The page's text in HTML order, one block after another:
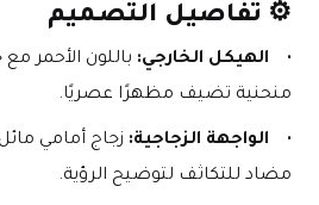
⚙️ تفاصيل التصميم
الهيكل الخارجي:
منحنية تضيف مظهرًا عصريًا.
الواجهة الزجاجية:
مضاد للتكاثف لتوضيح الرؤية.